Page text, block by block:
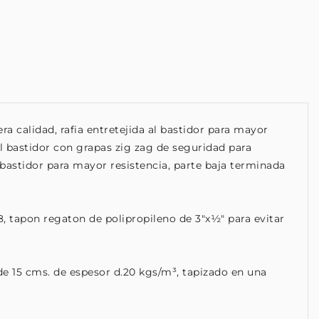
calidad, rafia entretejida al bastidor para mayor
con grapas zig zag de seguridad para
para mayor resistencia, parte baja terminada
tapon regaton de polipropileno de 3"x½" para evitar
15 cms. de espesor d.20 kgs/m³, tapizado en una